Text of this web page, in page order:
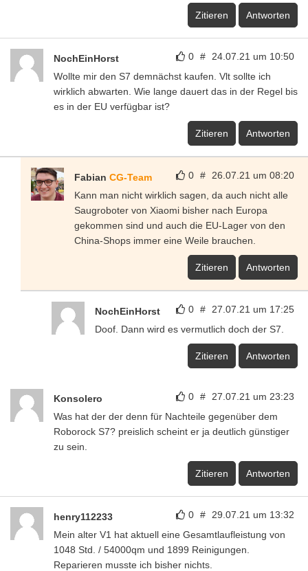
Zitieren Antworten
0 # 24.07.21 um 10:50
NochEinHorst
Wollte mir den S7 demnächst kaufen. Vlt sollte ich
wirklich abwarten. Wie lange dauert das in der Regel bis
es in der EU verfügbar ist?
Zitieren Antworten
0 # 26.07.21 um 08:20
Fabian CG-Team
Kann man nicht wirklich sagen, da auch nicht alle
Saugroboter von Xiaomi bisher nach Europa
gekommen sind und auch die EU-Lager von den
China-Shops immer eine Weile brauchen.
Zitieren Antworten
0 # 27.07.21 um 17:25
NochEinHorst
Doof. Dann wird es vermutlich doch der S7.
Zitieren Antworten
0 # 27.07.21 um 23:23
Konsolero
Was hat der der denn für Nachteile gegenüber dem
Roborock S7? preislich scheint er ja deutlich günstiger
zu sein.
Zitieren Antworten
0 # 29.07.21 um 13:32
henry112233
Mein alter V1 hat aktuell eine Gesamtlaufleistung von
1048 Std. / 54000qm und 1899 Reinigungen.
Reparieren musste ich bisher nichts.